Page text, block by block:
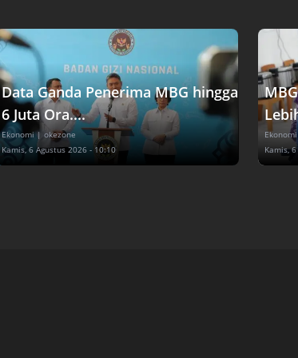
Data Ganda Penerima MBG hingga
6 Juta Ora....
Ekonomi | okezone
Kamis, 6 Agustus 2026 - 10:10
Ekonomi
Kamis,